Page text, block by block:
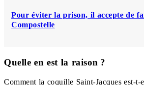
Pour éviter la prison, il accepte de
Compostelle
Quelle en est la raison ?
Comment la coquille Saint-Jacques est-t-